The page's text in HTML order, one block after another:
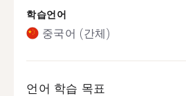
학습언어
중국어 (간체)
언어 학습 목표